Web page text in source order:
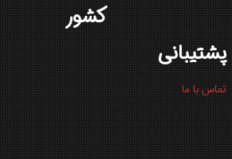
کشور
پشتیبانی
تماس با ما